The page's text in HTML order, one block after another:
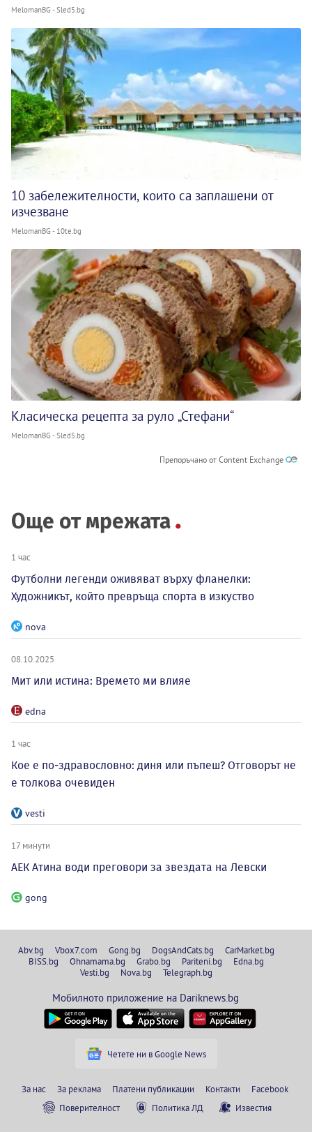
MelomanBG - Sled5.bg
10 забележителности, които са заплашени от
изчезване
MelomanBG - 10te.bg
Класическа рецепта за руло „Стефани“
MelomanBG - Sled5.bg
Препоръчано от Content Exchange
Още от мрежата
1 час
Футболни легенди оживяват върху фланелки:
Художникът, който превръща спорта в изкуство
nova
08.10.2025
Мит или истина: Времето ми влияе
edna
1 час
Кое е по-здравословно: диня или пъпеш? Отговорът не
е толкова очевиден
vesti
17 минути
АЕК Атина води преговори за звездата на Левски
gong
Abv.bg Vbox7.com Gong.bg DogsAndCats.bg
CarMarket.bg
BISS.bg
Ohnamama.bg Grabo.bg Pariteni.bg
Edna.bg
Vesti.bg
Nova.bg Telegraph.bg
Мобилното приложение на Dariknews.bg
Четете ни в Google News
За нас За реклама Платени публикации Контакти
Facebook
Поверителност
Политика ЛД Известия